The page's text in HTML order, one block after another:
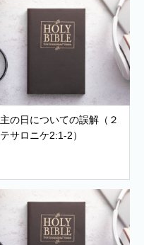
主の日についての誤解（２
テサロニケ2:1-2）